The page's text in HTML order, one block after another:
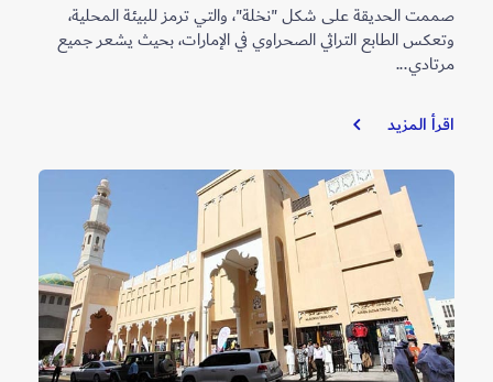
صممت الحديقة على شكل "نخلة"، والتي ترمز للبيئة المحلية،
وتعكس الطابع التراثي الصحراوي في الإمارات، بحيث يشعر جميع
مرتادي...
اقرأ المزيد
حديقة